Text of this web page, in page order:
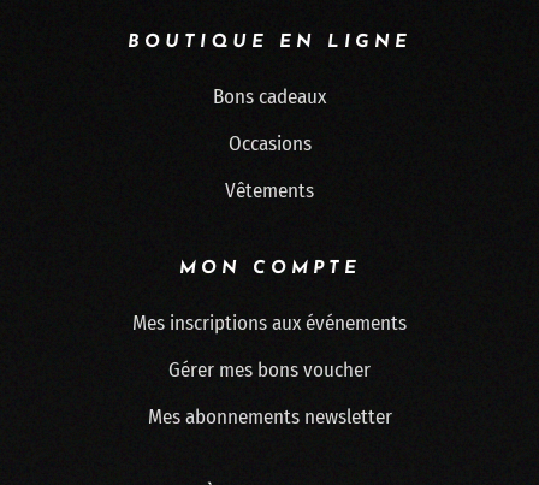
BOUTIQUE EN LIGNE
Bons cadeaux
Occasions
Vêtements
MON COMPTE
Mes inscriptions aux événements
Gérer mes bons voucher
Mes abonnements newsletter